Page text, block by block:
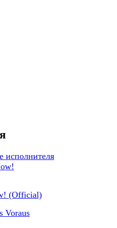
исполнителя
(Official)